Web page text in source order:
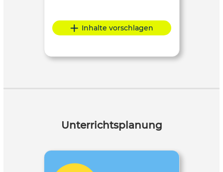
Inhalte vorschlagen
Unterrichtsplanung